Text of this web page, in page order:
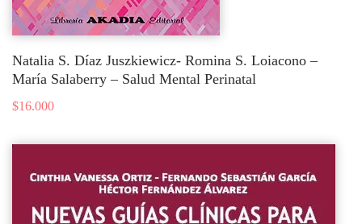
Natalia S. Díaz Juszkiewicz- Romina S. Loiacono –
María Salaberry – Salud Mental Perinatal
$16.000